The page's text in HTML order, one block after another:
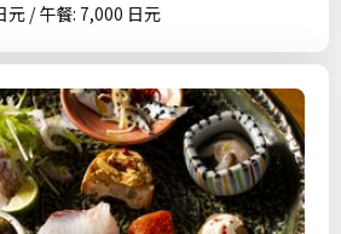
元 / 午餐: 7,000 日元